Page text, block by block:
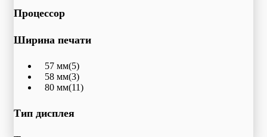
Процессор
Ширина печати
57 мм(5)
58 мм(3)
80 мм(11)
Тип дисплея